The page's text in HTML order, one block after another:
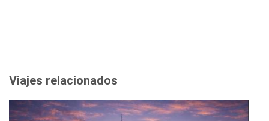
Viajes relacionados